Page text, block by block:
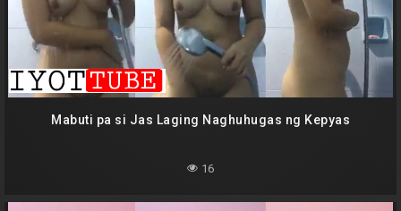
Mabuti pa si Jas Laging Naghuhugas ng Kepyas
16